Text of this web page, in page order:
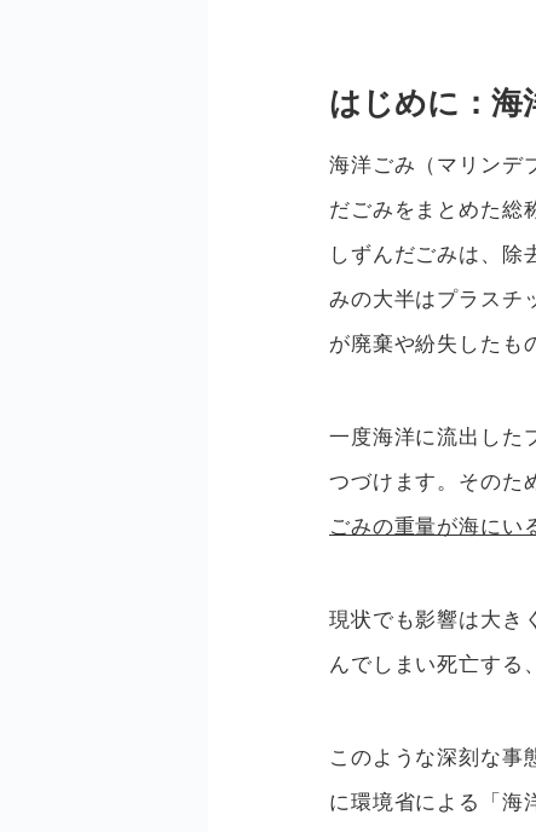
はじめに：海
海洋ごみ（マリンデ
だごみをまとめた総
しずんだごみは、除
みの大半はプラスチ
が廃棄や紛失したも
一度海洋に流出した
つづけます。そのた
ごみの重量が海にい
現状でも影響は大き
んでしまい死亡する
このような深刻な事
に環境省による「海